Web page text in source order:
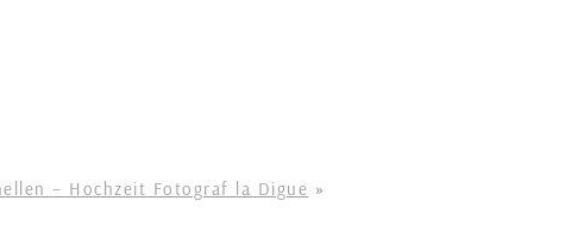
– Hochzeit Fotograf la Digue »